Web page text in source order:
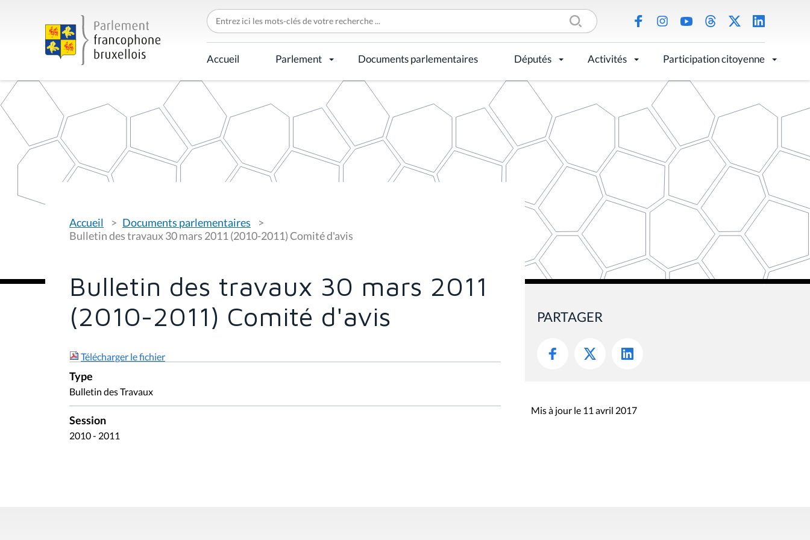
C
h
e
r
c
h
r
p
Accueil Parlement Documents parlementaires Députés Activités Participation citoyenne
o
u
s
s
:
Accueil
Documents parlementaires
Bulletin des travaux 30 mars 2011 (2010-2011) Comité d'avis
Bulletin des travaux 30 mars 2011
(2010-2011) Comité d'avis
Télécharger le fichier
Type
Bulletin des Travaux
Session
2010 - 2011
PARTAGER
Mis à jour le 11 avril 2017